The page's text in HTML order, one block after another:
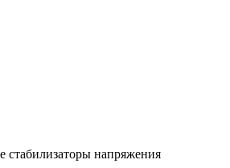
стабилизаторы напряжения